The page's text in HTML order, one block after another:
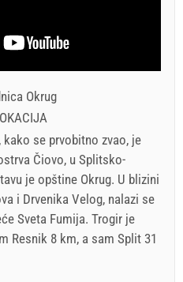
Okrug
se prvobitno zvao, je
Čiovo, u Splitsko-
je opštine Okrug. U blizini
i Drvenika Velog, nalazi se
Sveta Fumija. Trogir je
Resnik 8 km, a sam Split 31